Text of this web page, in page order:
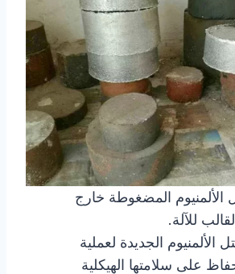
الألمنيوم المضغوطة خارج
للآلة.
الألمنيوم الجديدة لعملية
على سلامتها الهيكلية